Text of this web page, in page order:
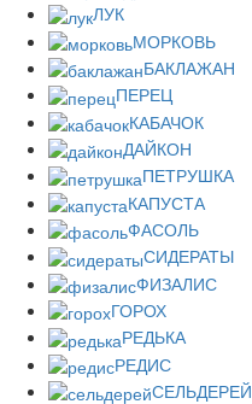
ЛУК
МОРКОВЬ
БАКЛАЖАН
ПЕРЕЦ
КАБАЧОК
ДАЙКОН
ПЕТРУШКА
КАПУСТА
ФАСОЛЬ
СИДЕРАТЫ
ФИЗАЛИС
ГОРОХ
РЕДЬКА
РЕДИС
СЕЛЬДЕРЕЙ